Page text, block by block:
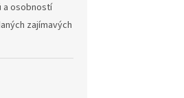
a osobností
zajímavých